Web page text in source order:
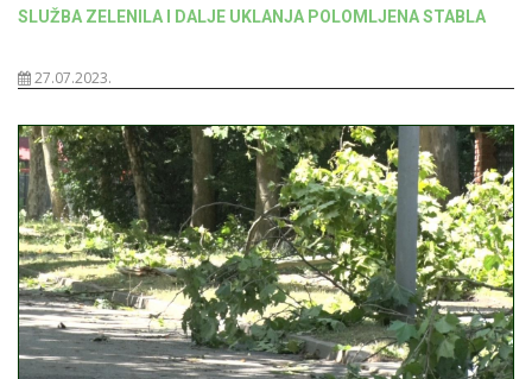
SLUŽBA ZELENILA I DALJE UKLANJA POLOMLJENA STABLA
27.07.2023.